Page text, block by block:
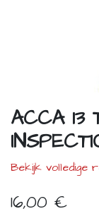
ACCA 13
Bekijk volledige
16,00 €